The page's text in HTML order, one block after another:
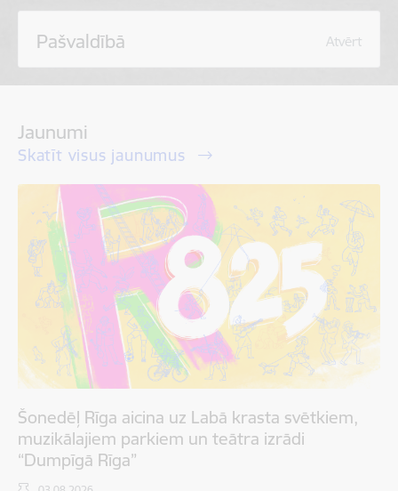
Pašvaldībā Atvērt
Jaunumi
Skatīt visus jaunumus
Šonedēļ Rīga aicina uz Labā krasta svētkiem,
muzikālajiem parkiem un teātra izrādi
“Dumpīgā Rīga”